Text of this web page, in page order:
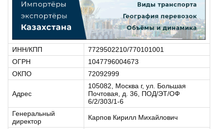
ИНН/КПП
7729502210/770101001
ОГРН
1047796004673
ОКПО
72092999
Адрес
105082, Москва г, ул. Большая
Почтовая, д. 36, ПОД/ЭТ/ОФ
6/2/303/1-6
Генеральный
директор
Карпов Кирилл Михайлович